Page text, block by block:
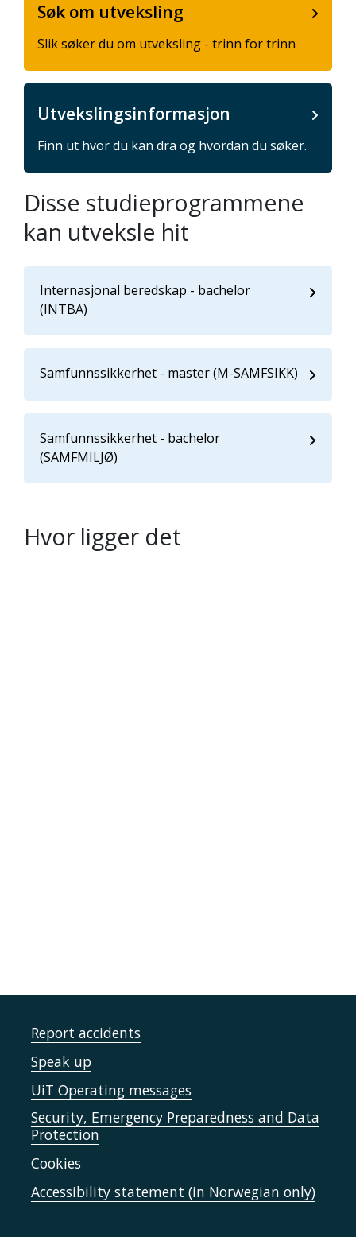
Søk om utveksling
Slik søker du om utveksling - trinn for trinn
Utvekslingsinformasjon
Finn ut hvor du kan dra og hvordan du søker.
Disse studieprogrammene
kan utveksle hit
Internasjonal beredskap - bachelor
(INTBA)
Samfunnssikkerhet - master (M-SAMFSIKK)
Samfunnssikkerhet - bachelor
(SAMFMILJØ)
Hvor ligger det
Report accidents
Speak up
UiT Operating messages
Security, Emergency Preparedness and Data
Protection
Cookies
Accessibility statement (in Norwegian only)